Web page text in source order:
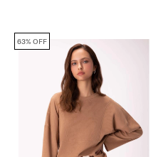
63% OFF